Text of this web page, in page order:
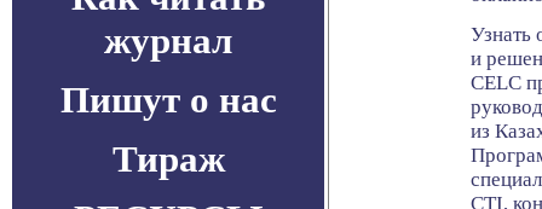
журнал
Пишут о нас
Тираж
Узнать
и
CELC
из
CTI,